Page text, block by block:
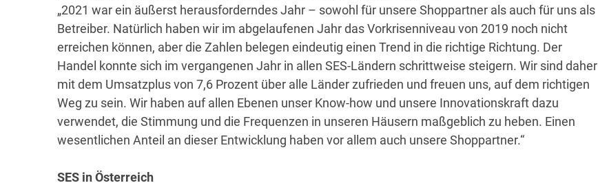
„2021 war ein äußerst herausforderndes Jahr – sowohl für unsere Shoppartner als auch für uns als
Betreiber. Natürlich haben wir im abgelaufenen Jahr das Vorkrisenniveau von 2019 noch nicht
erreichen können, aber die Zahlen belegen eindeutig einen Trend in die richtige Richtung. Der
Handel konnte sich im vergangenen Jahr in allen SES-Ländern schrittweise steigern. Wir sind daher
mit dem Umsatzplus von 7,6 Prozent über alle Länder zufrieden und freuen uns, auf dem richtigen
Weg zu sein. Wir haben auf allen Ebenen unser Know-how und unsere Innovationskraft dazu
verwendet, die Stimmung und die Frequenzen in unseren Häusern maßgeblich zu heben. Einen
wesentlichen Anteil an dieser Entwicklung haben vor allem auch unsere Shoppartner.“
SES in Österreich